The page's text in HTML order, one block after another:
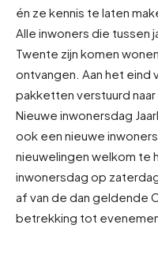
én ze kennis te laten
Alle inwoners die tussen
Twente zijn komen
ontvangen. Aan het eind
pakketten verstuurd naar
Nieuwe inwonersdag
ook een nieuwe
nieuwelingen welkom te
inwonersdag op
af van de dan geldende
betrekking tot